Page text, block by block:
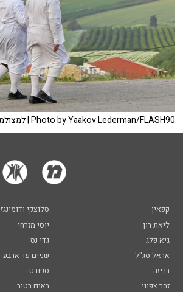
למצולמים אין קשר לנאמר | Photo by Yaakov Lederman/FLASH90
קפאין
סלוצקי ודומינגז
ליאת רון
יוסי מזרחי
גיא פלג
גדי נס
אראל סג"ל
שניים עד ארבע
בריזה
ספורט
זהר צפוני
באים בטוב